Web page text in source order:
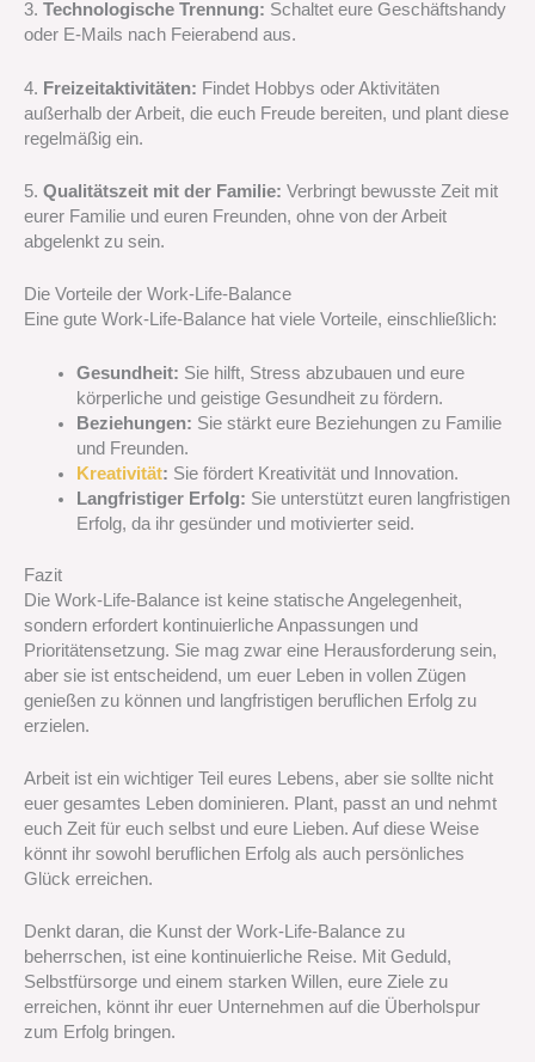
3. Technologische Trennung: Schaltet eure Geschäftshandy
oder E-Mails nach Feierabend aus.
4. Freizeitaktivitäten: Findet Hobbys oder Aktivitäten
außerhalb der Arbeit, die euch Freude bereiten, und plant diese
regelmäßig ein.
5. Qualitätszeit mit der Familie: Verbringt bewusste Zeit mit
eurer Familie und euren Freunden, ohne von der Arbeit
abgelenkt zu sein.
Die Vorteile der Work-Life-Balance
Eine gute Work-Life-Balance hat viele Vorteile, einschließlich:
Gesundheit: Sie hilft, Stress abzubauen und eure
körperliche und geistige Gesundheit zu fördern.
Beziehungen: Sie stärkt eure Beziehungen zu Familie
und Freunden.
Kreativität: Sie fördert Kreativität und Innovation.
Langfristiger Erfolg: Sie unterstützt euren langfristigen
Erfolg, da ihr gesünder und motivierter seid.
Fazit
Die Work-Life-Balance ist keine statische Angelegenheit,
sondern erfordert kontinuierliche Anpassungen und
Prioritätensetzung. Sie mag zwar eine Herausforderung sein,
aber sie ist entscheidend, um euer Leben in vollen Zügen
genießen zu können und langfristigen beruflichen Erfolg zu
erzielen.
Arbeit ist ein wichtiger Teil eures Lebens, aber sie sollte nicht
euer gesamtes Leben dominieren. Plant, passt an und nehmt
euch Zeit für euch selbst und eure Lieben. Auf diese Weise
könnt ihr sowohl beruflichen Erfolg als auch persönliches
Glück erreichen.
Denkt daran, die Kunst der Work-Life-Balance zu
beherrschen, ist eine kontinuierliche Reise. Mit Geduld,
Selbstfürsorge und einem starken Willen, eure Ziele zu
erreichen, könnt ihr euer Unternehmen auf die Überholspur
zum Erfolg bringen.